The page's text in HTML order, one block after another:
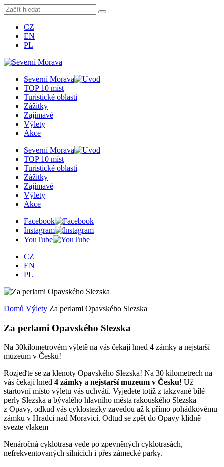
CZ
EN
PL
Severní Morava
TOP 10 míst
Turistické oblasti
Zážitky
Zajímavé
Výlety
Akce
Severní Morava
TOP 10 míst
Turistické oblasti
Zážitky
Zajímavé
Výlety
Akce
Facebook
Instagram
YouTube
CZ
EN
PL
Domů Výlety Za perlami Opavského Slezska
Za perlami Opavského Slezska
Na 30kilometrovém výletě na vás čekají hned 4 zámky a nejstarší
muzeum v Česku!
Rozjeďte se za klenoty Opavského Slezska! Na 30 kilometrech na
vás čekají hned 4 zámky a nejstarší muzeum v Česku! Už
startovní místo výletu vás uchvátí. Vyjedete totiž z takzvané bílé
perly Slezska a bývalého hlavního města rakouského Slezska –
z Opavy, odkud vás cyklostezky zavedou až k přímo pohádkovému
zámku v Hradci nad Moravicí. Odtud se zpět do Opavy klidně
svezte vlakem
Nenáročná cyklotrasa vede po zpevněných cyklotrasách,
nefrekventovaných silnicích i přes zámecké parky.